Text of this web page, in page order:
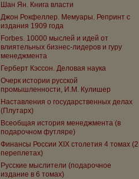
Шан Ян. Книга власти
Джон Рокфеллер. Мемуары. Репринт с
издания 1909 года
Forbes. 10000 мыслей и идей от
влиятельных бизнес-лидеров и гуру
менеджмента
Герберт Кэссон. Деловая наука
Очерк истории русской
промышленности, И.М. Кулишер
Наставления о государственных делах
(Плутарх)
Всеобщая история менеджмента (в
подарочном футляре)
Финансы России XIX столетия 4 томах (2
переплетах)
Русские мыслители (подарочное
издание в 6 томах)